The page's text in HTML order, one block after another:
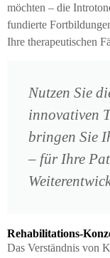
möchten – die
fundierte
Ihre therapeutischen
Nutzen Sie
innovativen
bringen Sie
– für Ihre
Rehabilitations-
Das Verständnis von